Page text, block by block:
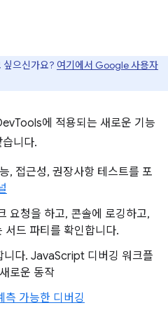
싶으신가요? 여기에서 Google 사용자
에 적용되는 새로운 기능
니다.
, 접근성, 권장사항 테스트를 포
요청을 하고, 콘솔에 로깅하고,
드 파티를 확인합니다.
니다. JavaScript 디버깅 워크플
로운 동작
가능한 디버깅